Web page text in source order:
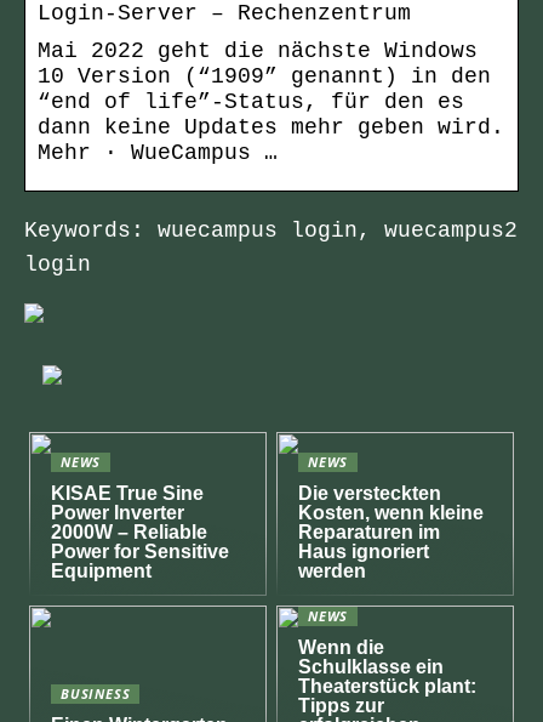
Login-Server – Rechenzentrum
Mai 2022 geht die nächste Windows
10 Version (“1909” genannt) in den
“end of life”-Status, für den es
dann keine Updates mehr geben wird.
Mehr · WueCampus …
Keywords: wuecampus login, wuecampus2
login
NEWS
KISAE True Sine
Power Inverter
2000W – Reliable
Power for Sensitive
Equipment
NEWS
Die versteckten
Kosten, wenn kleine
Reparaturen im
Haus ignoriert
werden
BUSINESS
NEWS
Wenn die
Schulklasse ein
Theaterstück plant:
Tipps zur